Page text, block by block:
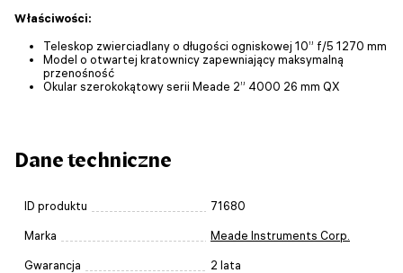
Właściwości:
Teleskop zwierciadlany o długości ogniskowej 10” f/5 1270 mm
Model o otwartej kratownicy zapewniający maksymalną
przenośność
Okular szerokokątowy serii Meade 2” 4000 26 mm QX
Dane techniczne
ID produktu 71680
Marka Meade Instruments Corp.
Gwarancja 2 lata